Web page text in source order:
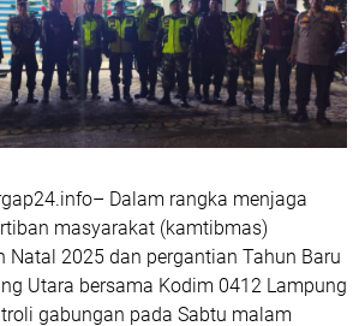
Dalam rangka menjaga
masyarakat (kamtibmas)
Natal 2025 dan pergantian Tahun Baru
Utara bersama Kodim 0412 Lampung
gabungan pada Sabtu malam